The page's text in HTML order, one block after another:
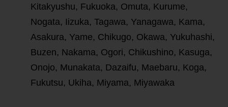
Kitakyushu, Fukuoka, Omuta, Kurume,
Nogata, Iizuka, Tagawa, Yanagawa, Kama,
Asakura, Yame, Chikugo, Okawa, Yukuhashi,
Buzen, Nakama, Ogori, Chikushino, Kasuga,
Onojo, Munakata, Dazaifu, Maebaru, Koga,
Fukutsu, Ukiha, Miyama, Miyawaka